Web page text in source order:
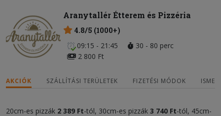
Aranytallér Étterem és Pizzéria
4.8/5 (1000+)
09:15 - 21:45
30 - 80 perc
2 800 Ft
AKCIÓK SZÁLLÍTÁSI TERÜLETEK FIZETÉSI MÓDOK
20cm-es pizzák 2 389 Ft-tól, 30cm-es pizzák 3 740 Ft-tól, 45cm-